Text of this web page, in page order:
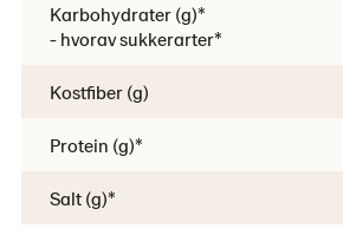
Karbohydrater (g)*
- hvorav sukkerarter*
Kostfiber (g)
Protein (g)*
Salt (g)*